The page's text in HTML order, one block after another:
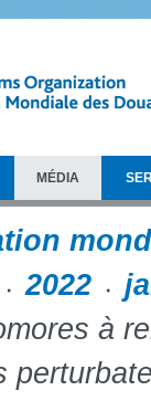
MÉDIA
2022
à